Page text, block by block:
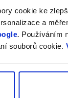
cookie ke
a
. Používáním
souborů cookie.